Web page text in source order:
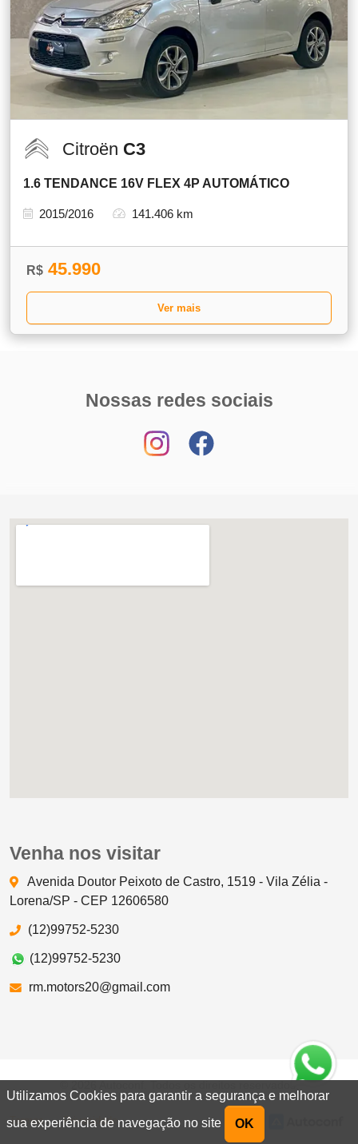
Utilizamos Cookies para garantir a segurança e melhorar
sua experiência de navegação no site OK
Citroën C3
1.6 TENDANCE 16V FLEX 4P AUTOMÁTICO
2015/2016 141.406 km
R$ 45.990
Ver mais
Nossas redes sociais
Venha nos visitar
Avenida Doutor Peixoto de Castro, 1519 - Vila Zélia -
Lorena/SP - CEP 12606580
(12)99752-5230
(12)99752-5230
rm.motors20@gmail.com
Termos Privacidade